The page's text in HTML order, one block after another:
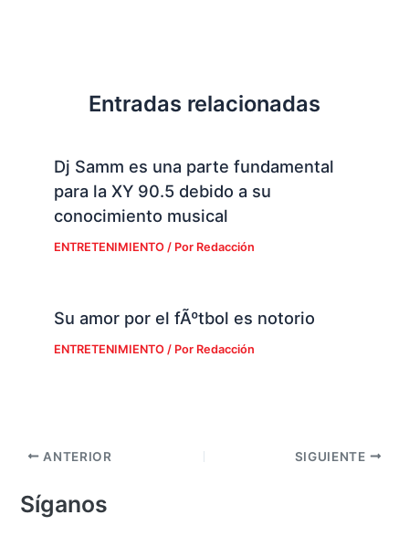
Entradas relacionadas
Dj Samm es una parte fundamental
para la XY 90.5 debido a su
conocimiento musical
ENTRETENIMIENTO/ Por Redacción
Su amor por el fÃºtbol es notorio
ENTRETENIMIENTO/ Por Redacción
ANTERIOR SIGUIENTE
Síganos